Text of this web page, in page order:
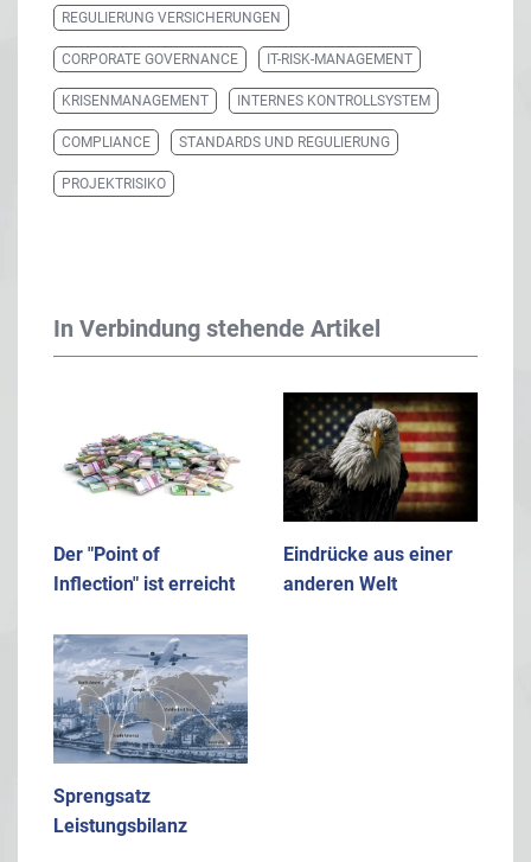
REGULIERUNG VERSICHERUNGEN
CORPORATE GOVERNANCE IT-RISK-MANAGEMENT
KRISENMANAGEMENT INTERNES KONTROLLSYSTEM
COMPLIANCE STANDARDS UND REGULIERUNG
PROJEKTRISIKO
In Verbindung stehende Artikel
Der "Point of
Inflection" ist erreicht
Eindrücke aus einer
anderen Welt
Sprengsatz
Leistungsbilanz